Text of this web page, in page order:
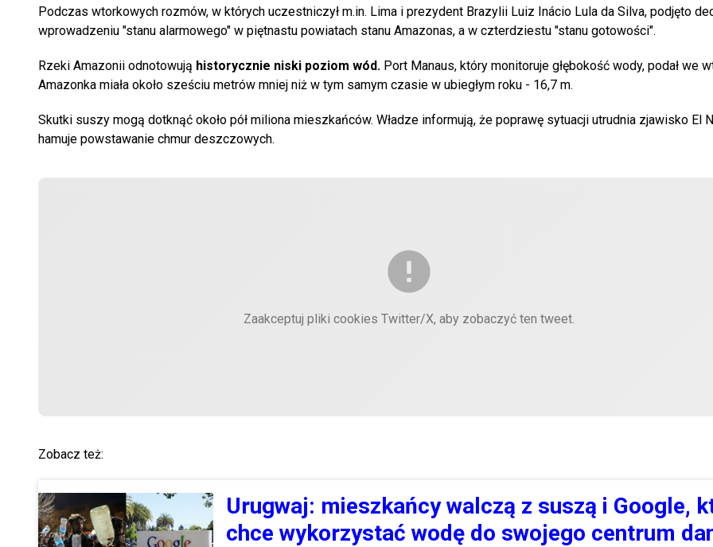
Podczas wtorkowych rozmów, w których uczestniczył m.in. Lima i prezydent Brazylii Luiz Inácio Lula da Silva, podjęto
wprowadzeniu "stanu alarmowego" w piętnastu powiatach stanu Amazonas, a w czterdziestu "stanu gotowości".
Rzeki Amazonii odnotowują historycznie niski poziom wód. Port Manaus, który monitoruje głębokość wody, podał we
Amazonka miała około sześciu metrów mniej niż w tym samym czasie w ubiegłym roku - 16,7 m.
Skutki suszy mogą dotknąć około pół miliona mieszkańców. Władze informują, że poprawę sytuacji utrudnia zjawisko El
hamuje powstawanie chmur deszczowych.
Zaakceptuj pliki cookies Twitter/X, aby zobaczyć ten tweet.
Zobacz też:
Urugwaj: mieszkańcy walczą z suszą i Google,
chce wykorzystać wodę do swojego centrum